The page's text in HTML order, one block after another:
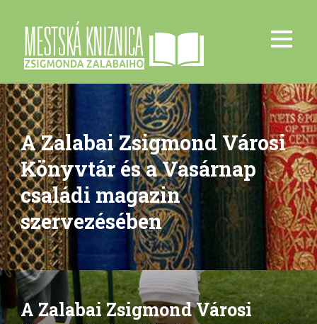
A Zalabai Zsigmond Városi
Könyvtár és a Vasárnap
családi magazin
szervezésében
A Zalabai Zsigmond Városi